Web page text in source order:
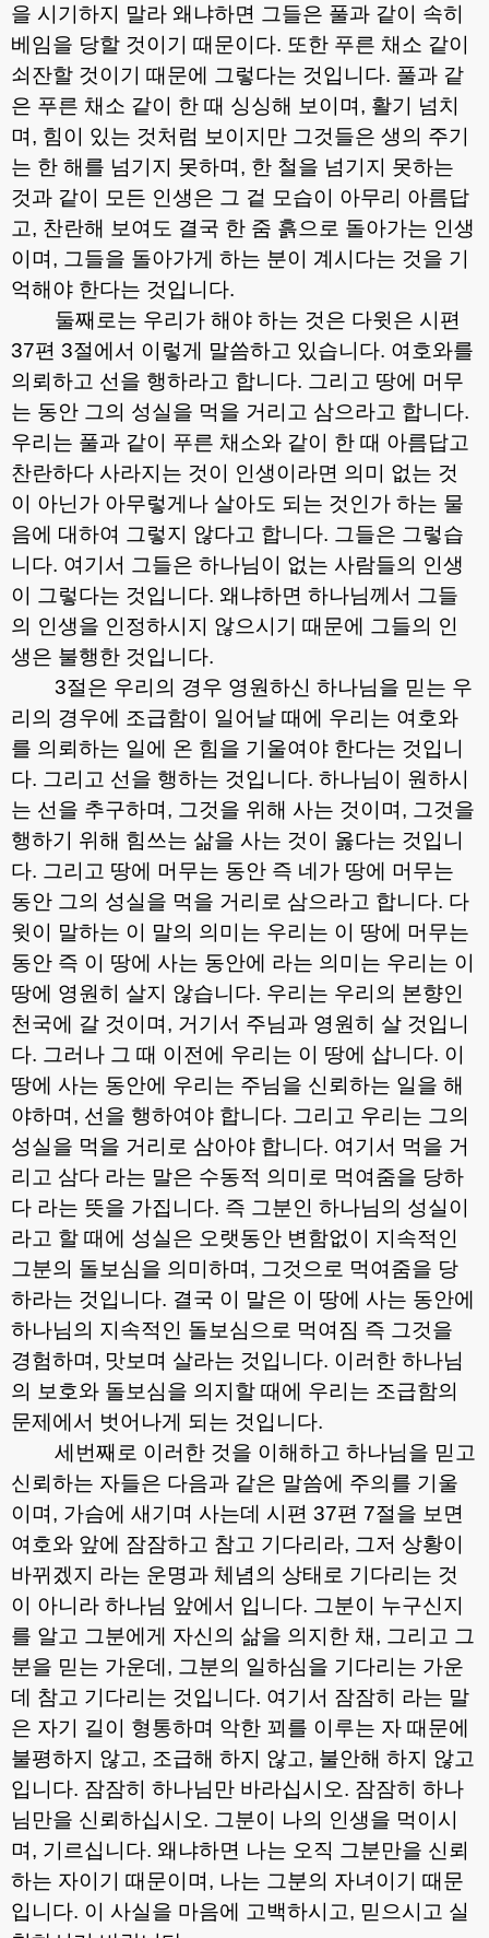
을 시기하지 말라 왜냐하면 그들은 풀과 같이 속히
베임을 당할 것이기 때문이다. 또한 푸른 채소 같이
쇠잔할 것이기 때문에 그렇다는 것입니다. 풀과 같
은 푸른 채소 같이 한 때 싱싱해 보이며 , 활기 넘치
며 , 힘이 있는 것처럼 보이지만 그것들은 생의 주기
는 한 해를 넘기지 못하며 , 한 철을 넘기지 못하는
것과 같이 모든 인생은 그 겉 모습이 아무리 아름답
고, 찬란해 보여도 결국 한 줌 흙으로 돌아가는 인생
이며 , 그들을 돌아가게 하는 분이 계시다는 것을 기
억해야 한다는 것입니다.
둘째로는 우리가 해야 하는 것은 다윗은 시편
37편 3절에서 이렇게 말씀하고 있습니다. 여호와를
의뢰하고 선을 행하라고 합니다. 그리고 땅에 머무
는 동안 그의 성실을 먹을 거리고 삼으라고 합니다.
우리는 풀과 같이 푸른 채소와 같이 한 때 아름답고
찬란하다 사라지는 것이 인생이라면 의미 없는 것
이 아닌가 아무렇게나 살아도 되는 것인가 하는 물
음에 대하여 그렇지 않다고 합니다. 그들은 그렇습
니다. 여기서 그들은 하나님이 없는 사람들의 인생
이 그렇다는 것입니다. 왜냐하면 하나님께서 그들
의 인생을 인정하시지 않으시기 때문에 그들의 인
생은 불행한 것입니다.
3절은 우리의 경우 영원하신 하나님을 믿는 우
리의 경우에 조급함이 일어날 때에 우리는 여호와
를 의뢰하는 일에 온 힘을 기울여야 한다는 것입니
다. 그리고 선을 행하는 것입니다. 하나님이 원하시
는 선을 추구하며 , 그것을 위해 사는 것이며 , 그것을
행하기 위해 힘쓰는 삶을 사는 것이 옳다는 것입니
다. 그리고 땅에 머무는 동안 즉 네가 땅에 머무는
동안 그의 성실을 먹을 거리로 삼으라고 합니다. 다
윗이 말하는 이 말의 의미는 우리는 이 땅에 머무는
동안 즉 이 땅에 사는 동안에 라는 의미는 우리는 이
땅에 영원히 살지 않습니다. 우리는 우리의 본향인
천국에 갈 것이며 , 거기서 주님과 영원히 살 것입니
다. 그러나 그 때 이전에 우리는 이 땅에 삽니다. 이
땅에 사는 동안에 우리는 주님을 신뢰하는 일을 해
야하며 , 선을 행하여야 합니다. 그리고 우리는 그의
성실을 먹을 거리로 삼아야 합니다. 여기서 먹을 거
리고 삼다 라는 말은 수동적 의미로 먹여줌을 당하
다 라는 뜻을 가집니다. 즉 그분인 하나님의 성실이
라고 할 때에 성실은 오랫동안 변함없이 지속적인
그분의 돌보심을 의미하며 , 그것으로 먹여줌을 당
하라는 것입니다. 결국 이 말은 이 땅에 사는 동안에
하나님의 지속적인 돌보심으로 먹여짐 즉 그것을
경험하며 , 맛보며 살라는 것입니다. 이러한 하나님
의 보호와 돌보심을 의지할 때에 우리는 조급함의
문제에서 벗어나게 되는 것입니다.
세번째로 이러한 것을 이해하고 하나님을 믿고
신뢰하는 자들은 다음과 같은 말씀에 주의를 기울
이며 , 가슴에 새기며 사는데 시편 37편 7절을 보면
여호와 앞에 잠잠하고 참고 기다리라, 그저 상황이
바뀌겠지 라는 운명과 체념의 상태로 기다리는 것
이 아니라 하나님 앞에서 입니다. 그분이 누구신지
를 알고 그분에게 자신의 삶을 의지한 채 , 그리고 그
분을 믿는 가운데 , 그분의 일하심을 기다리는 가운
데 참고 기다리는 것입니다. 여기서 잠잠히 라는 말
은 자기 길이 형통하며 악한 꾀를 이루는 자 때문에
불평하지 않고, 조급해 하지 않고, 불안해 하지 않고
입니다. 잠잠히 하나님만 바라십시오. 잠잠히 하나
님만을 신뢰하십시오. 그분이 나의 인생을 먹이시
며 , 기르십니다. 왜냐하면 나는 오직 그분만을 신뢰
하는 자이기 때문이며 , 나는 그분의 자녀이기 때문
입니다. 이 사실을 마음에 고백하시고, 믿으시고 실